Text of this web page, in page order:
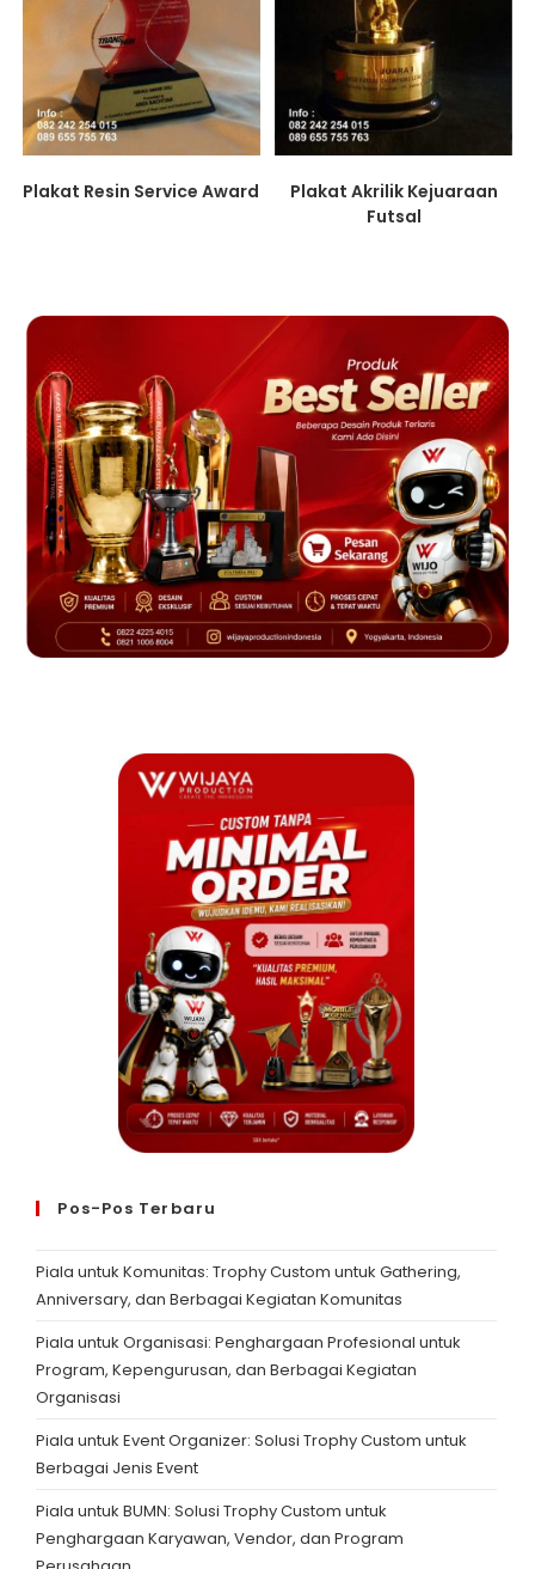
Plakat Resin Service Award
Plakat Akrilik Kejuaraan
Futsal
Pos-Pos Terbaru
Piala untuk Komunitas: Trophy Custom untuk Gathering,
Anniversary, dan Berbagai Kegiatan Komunitas
Piala untuk Organisasi: Penghargaan Profesional untuk
Program, Kepengurusan, dan Berbagai Kegiatan
Organisasi
Piala untuk Event Organizer: Solusi Trophy Custom untuk
Berbagai Jenis Event
Piala untuk BUMN: Solusi Trophy Custom untuk
Penghargaan Karyawan, Vendor, dan Program